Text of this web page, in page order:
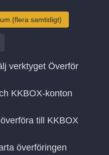
(flera samtidigt)
verktyget Överför
KKBOX-konton
till KKBOX
överföringen